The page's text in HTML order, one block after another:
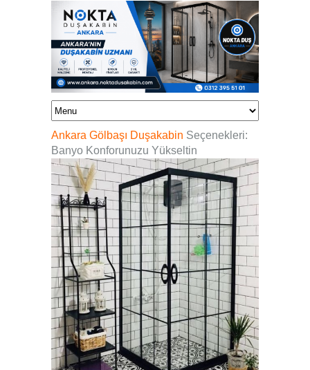
Ankara Gölbaşı Duşakabin Seçenekleri:
Banyo Konforunuzu Yükseltin